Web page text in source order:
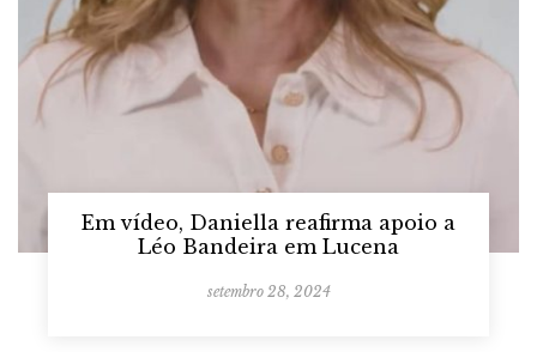
Em vídeo, Daniella reafirma apoio a
Léo Bandeira em Lucena
setembro 28, 2024